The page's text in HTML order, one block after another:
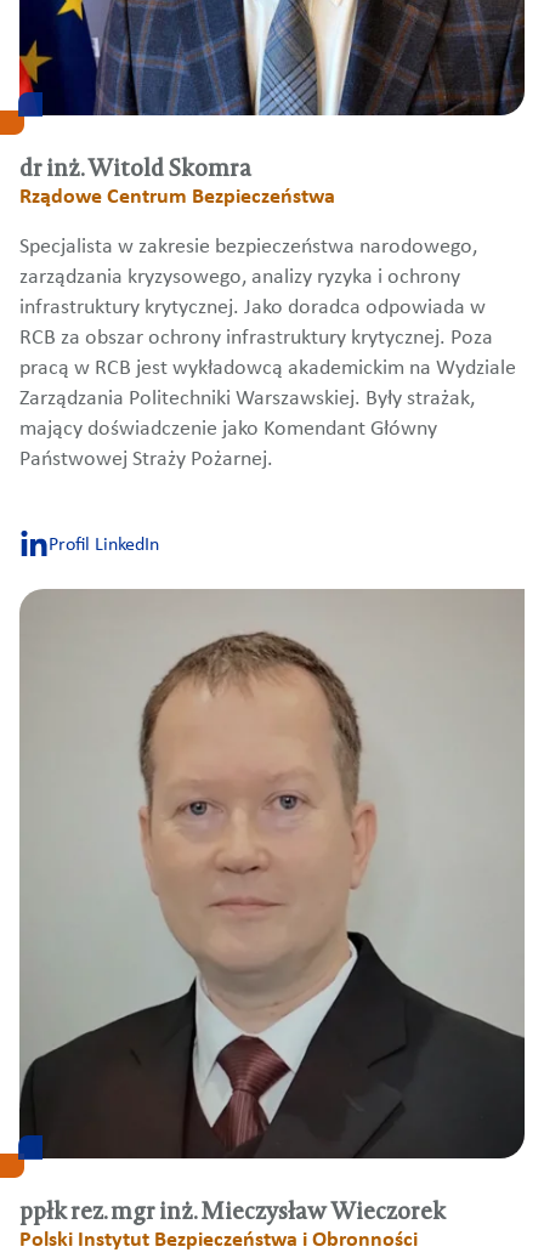
dr inż. Witold Skomra
Rządowe Centrum Bezpieczeństwa
Specjalista w zakresie bezpieczeństwa narodowego,
zarządzania kryzysowego, analizy ryzyka i ochrony
infrastruktury krytycznej. Jako doradca odpowiada w
RCB za obszar ochrony infrastruktury krytycznej. Poza
pracą w RCB jest wykładowcą akademickim na Wydziale
Zarządzania Politechniki Warszawskiej. Były strażak,
mający doświadczenie jako Komendant Główny
Państwowej Straży Pożarnej.
Profil LinkedIn
ppłk rez. mgr inż. Mieczysław Wieczorek
Polski Instytut Bezpieczeństwa i Obronności